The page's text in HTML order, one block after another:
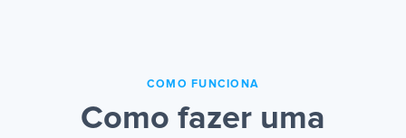
COMO FUNCIONA
Como fazer uma